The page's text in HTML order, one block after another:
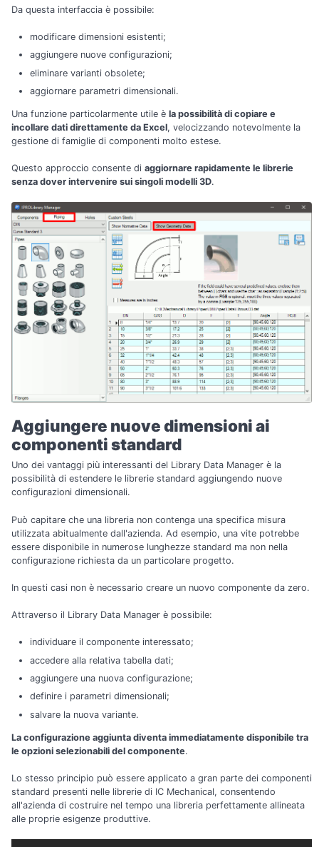
Da questa interfaccia è possibile:
modificare dimensioni esistenti;
aggiungere nuove configurazioni;
eliminare varianti obsolete;
aggiornare parametri dimensionali.
Una funzione particolarmente utile è la possibilità di copiare e
incollare dati direttamente da Excel, velocizzando notevolmente la
gestione di famiglie di componenti molto estese.
Questo approccio consente di aggiornare rapidamente le librerie
senza dover intervenire sui singoli modelli 3D.
Aggiungere nuove dimensioni ai
componenti standard
Uno dei vantaggi più interessanti del Library Data Manager è la
possibilità di estendere le librerie standard aggiungendo nuove
configurazioni dimensionali.
Può capitare che una libreria non contenga una specifica misura
utilizzata abitualmente dall'azienda. Ad esempio, una vite potrebbe
essere disponibile in numerose lunghezze standard ma non nella
configurazione richiesta da un particolare progetto.
In questi casi non è necessario creare un nuovo componente da zero.
Attraverso il Library Data Manager è possibile:
individuare il componente interessato;
accedere alla relativa tabella dati;
aggiungere una nuova configurazione;
definire i parametri dimensionali;
salvare la nuova variante.
La configurazione aggiunta diventa immediatamente disponibile tra
le opzioni selezionabili del componente.
Lo stesso principio può essere applicato a gran parte dei componenti
standard presenti nelle librerie di IC Mechanical, consentendo
all'azienda di costruire nel tempo una libreria perfettamente allineata
alle proprie esigenze produttive.